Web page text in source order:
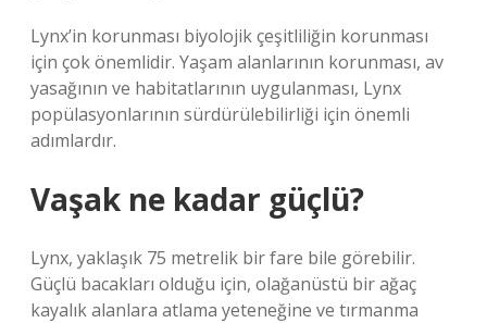
Lynx’in korunması biyolojik çeşitliliğin korunması
için çok önemlidir. Yaşam alanlarının korunması, av
yasağının ve habitatlarının uygulanması, Lynx
popülasyonlarının sürdürülebilirliği için önemli
adımlardır.
Vaşak ne kadar güçlü?
Lynx, yaklaşık 75 metrelik bir fare bile görebilir.
Güçlü bacakları olduğu için, olağanüstü bir ağaç
kayalık alanlara atlama yeteneğine ve tırmanma